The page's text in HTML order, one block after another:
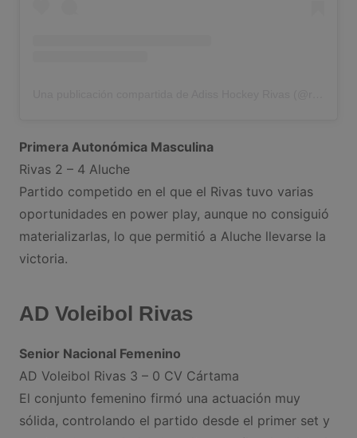
Primera Autonómica Masculina
Rivas 2 – 4 Aluche
Partido competido en el que el Rivas tuvo varias
oportunidades en power play, aunque no consiguió
materializarlas, lo que permitió a Aluche llevarse la
victoria.
AD Voleibol Rivas
Senior Nacional Femenino
AD Voleibol Rivas 3 – 0 CV Cártama
El conjunto femenino firmó una actuación muy
sólida, controlando el partido desde el primer set y